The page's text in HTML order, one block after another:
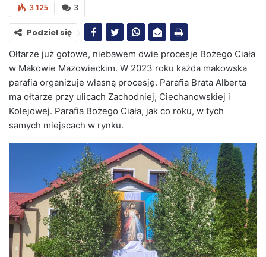
3
3 125
Podziel się
Ołtarze już gotowe, niebawem dwie procesje Bożego Ciała
w Makowie Mazowieckim. W 2023 roku każda makowska
parafia organizuje własną procesję. Parafia Brata Alberta
ma ołtarze przy ulicach Zachodniej, Ciechanowskiej i
Kolejowej. Parafia Bożego Ciała, jak co roku, w tych
samych miejscach w rynku.